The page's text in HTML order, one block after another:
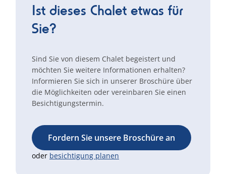
Ist dieses Chalet etwas für
Sie?
Sind Sie von diesem Chalet begeistert und
möchten Sie weitere Informationen erhalten?
Informieren Sie sich in unserer Broschüre über
die Möglichkeiten oder vereinbaren Sie einen
Besichtigungstermin.
Fordern Sie unsere Broschüre an
oder besichtigung planen